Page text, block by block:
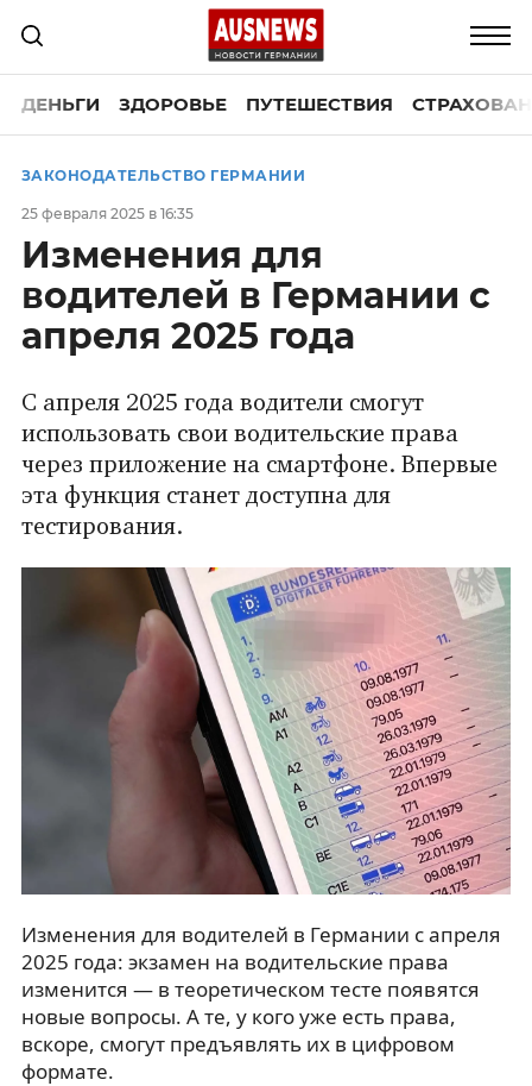
ДЕНЬГИ ЗДОРОВЬЕ ПУТЕШЕСТВИЯ
ЗАКОНОДАТЕЛЬСТВО ГЕРМАНИИ
25 февраля 2025 в 16:35
Изменения для
водителей в Германии с
апреля 2025 года
С апреля 2025 года водители смогут
использовать свои водительские права
через приложение на смартфоне. Впервые
эта функция станет доступна для
тестирования.
Изменения для водителей в Германии с апреля
2025 года: экзамен на водительские права
изменится — в теоретическом тесте появятся
новые вопросы. А те, у кого уже есть права,
вскоре, смогут предъявлять их в цифровом
формате.